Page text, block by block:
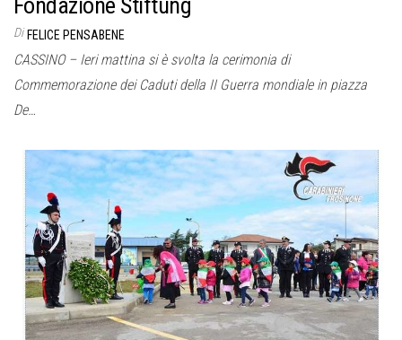
Di FELICE PENSABENE
CASSINO – Ieri mattina si è svolta la cerimonia di
Commemorazione dei Caduti della II Guerra mondiale in piazza
De…